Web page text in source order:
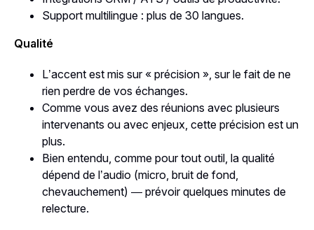
Support multilingue : plus de 30 langues.
Qualité
L’accent est mis sur « précision », sur le fait de ne
rien perdre de vos échanges.
Comme vous avez des réunions avec plusieurs
intervenants ou avec enjeux, cette précision est un
plus.
Bien entendu, comme pour tout outil, la qualité
dépend de l’audio (micro, bruit de fond,
chevauchement) — prévoir quelques minutes de
relecture.